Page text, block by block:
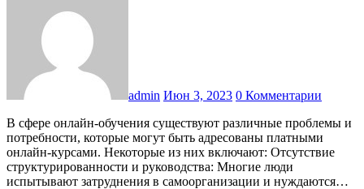
admin Июн 3, 2023 0 Комментарии
В сфере онлайн-обучения существуют различные проблемы и
потребности, которые могут быть адресованы платными
онлайн-курсами. Некоторые из них включают: Отсутствие
структурированности и руководства: Многие люди
испытывают затруднения в самоорганизации и нуждаются…